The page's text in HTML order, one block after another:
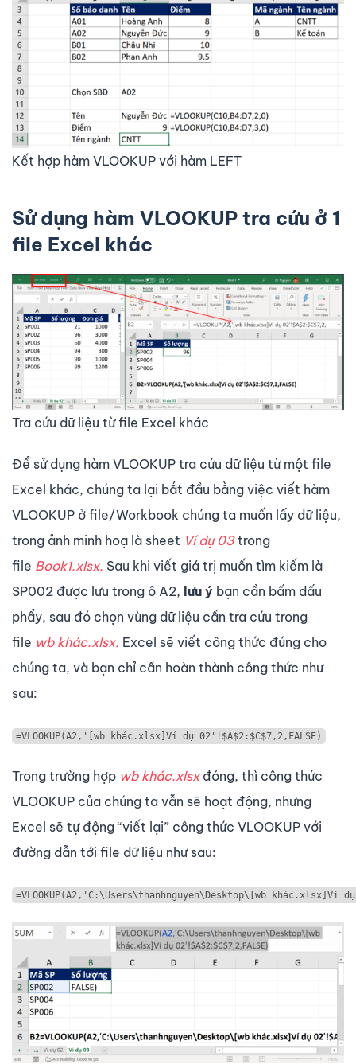
Kết hợp hàm VLOOKUP với hàm LEFT
Sử dụng hàm VLOOKUP tra cứu ở 1
file Excel khác
Tra cứu dữ liệu từ file Excel khác
Để sử dụng hàm VLOOKUP tra cứu dữ liệu từ một file
Excel khác, chúng ta lại bắt đầu bằng việc viết hàm
VLOOKUP ở file/Workbook chúng ta muốn lấy dữ liệu,
trong ảnh minh hoạ là sheet Ví dụ 03trong
file Book1.xlsx. Sau khi viết giá trị muốn tìm kiếm là
SP002 được lưu trong ô A2, lưu ý bạn cần bấm dấu
phẩy, sau đó chọn vùng dữ liệu cần tra cứu trong
file wb khác.xlsx. Excel sẽ viết công thức đúng cho
chúng ta, và bạn chỉ cần hoàn thành công thức như
sau:
=VLOOKUP(A2,'[wb khác.xlsx]Ví dụ 02'!$A$2:$C$7,2,FALSE)
Trong trường hợp wb khác.xlsx đóng, thì công thức
VLOOKUP của chúng ta vẫn sẽ hoạt động, nhưng
Excel sẽ tự động “viết lại” công thức VLOOKUP với
đường dẫn tới file dữ liệu như sau:
=VLOOKUP(A2,'C:\Users\thanhnguyen\Desktop\[wb khác.xlsx]Ví